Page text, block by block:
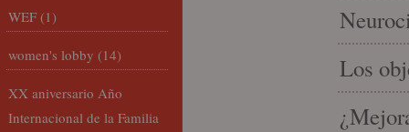
Los
WEF (1)
women's lobby (14)
XX aniversario Año
Internacional de la Familia